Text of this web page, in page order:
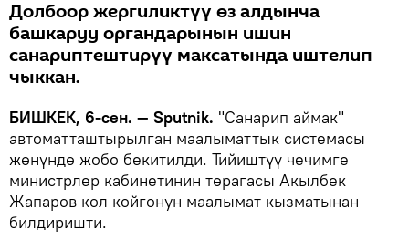
Долбоор жергиликтүү өз алдынча
башкаруу органдарынын ишин
санариптештирүү максатында иштелип
чыккан.
БИШКЕК, 6-сен. — Sputnik. "Санарип аймак"
автоматташтырылган маалыматтык системасы
жөнүндө жобо бекитилди. Тийиштүү чечимге
министрлер кабинетинин төрагасы Акылбек
Жапаров кол койгонун маалымат кызматынан
билдиришти.